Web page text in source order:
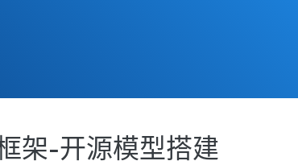
架-开源模型搭建